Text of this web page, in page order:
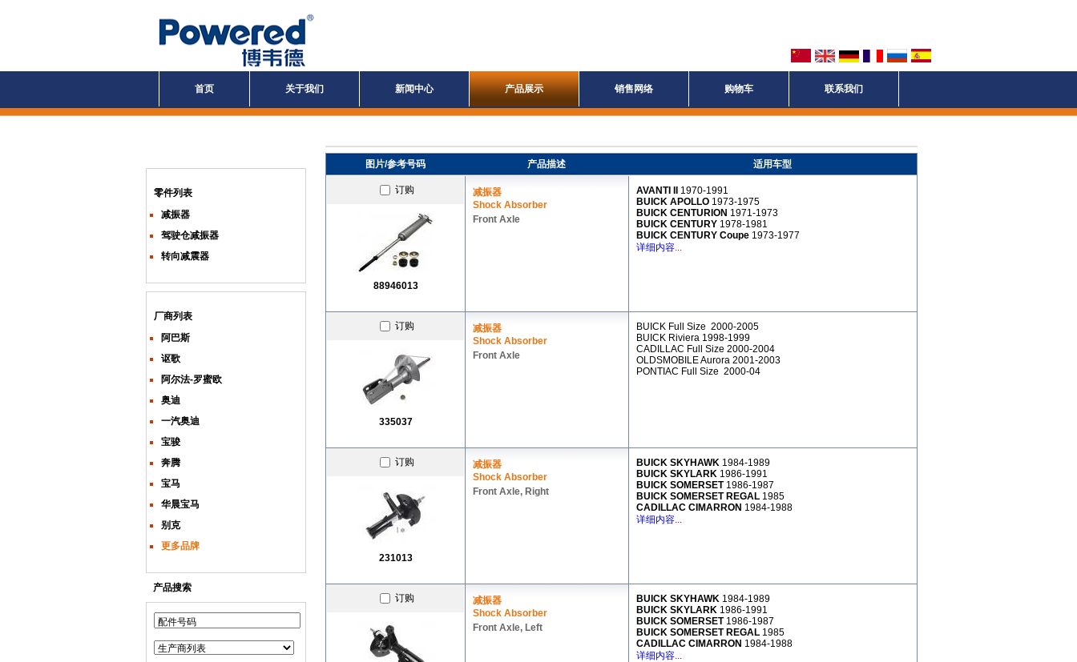
首页 关于我们 新闻中心 产品展示 销售网络 购物车 联系我们
图片/参考号码 产品描述 适用车型
订购
88946013
减振器
Shock Absorber
Front Axle
AVANTI II 1970-1991
BUICK APOLLO 1973-1975
BUICK CENTURION 1971-1973
BUICK CENTURY 1978-1981
BUICK CENTURY Coupe 1973-1977
详细内容...
订购
335037
减振器
Shock Absorber
Front Axle
BUICK Full Size 2000-2005
BUICK Riviera 1998-1999
CADILLAC Full Size 2000-2004
OLDSMOBILE Aurora 2001-2003
PONTIAC Full Size 2000-04
订购
231013
减振器
Shock Absorber
Front Axle, Right
BUICK SKYHAWK 1984-1989
BUICK SKYLARK 1986-1991
BUICK SOMERSET 1986-1987
BUICK SOMERSET REGAL 1985
CADILLAC CIMARRON 1984-1988
详细内容...
订购
减振器
Shock Absorber
Front Axle, Left
BUICK SKYHAWK 1984-1989
BUICK SKYLARK 1986-1991
BUICK SOMERSET 1986-1987
BUICK SOMERSET REGAL 1985
CADILLAC CIMARRON 1984-1988
详细内容...
零件列表
减振器
驾驶仓减振器
转向减震器
厂商列表
阿巴斯
讴歌
阿尔法-罗蜜欧
奥迪
一汽奥迪
宝骏
奔腾
宝马
华晨宝马
别克
更多品牌
产品搜索
配件号码